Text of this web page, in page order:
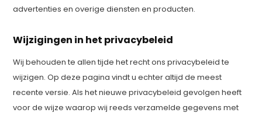
advertenties en overige diensten en producten.
Wijzigingen in het privacybeleid
Wij behouden te allen tijde het recht ons privacybeleid te
wijzigen. Op deze pagina vindt u echter altijd de meest
recente versie. Als het nieuwe privacybeleid gevolgen heeft
voor de wijze waarop wij reeds verzamelde gegevens met